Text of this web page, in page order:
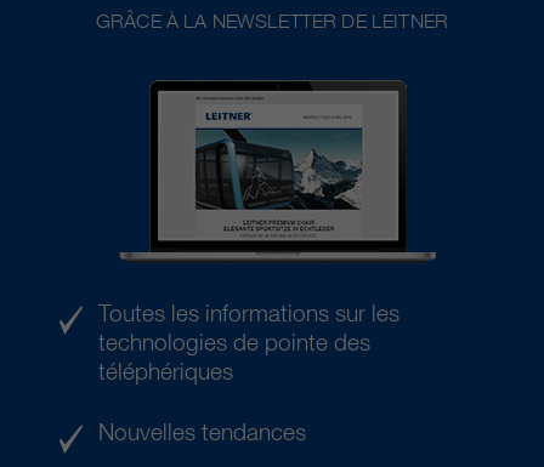
GRÂCE À LA NEWSLETTER DE LEITNER
Toutes les informations sur les
technologies de pointe des
téléphériques
Nouvelles tendances